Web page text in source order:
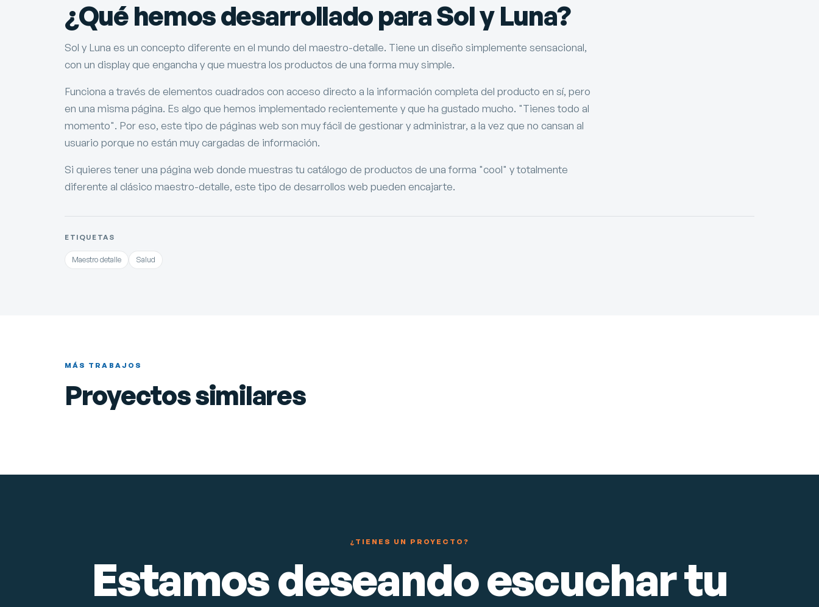
¿Qué hemos desarrollado para Sol y Luna?
Sol y Luna es un concepto diferente en el mundo del maestro-detalle. Tiene un diseño simplemente sensacional,
con un display que engancha y que muestra los productos de una forma muy simple.
Funciona a través de elementos cuadrados con acceso directo a la información completa del producto en sí, pero
en una misma página. Es algo que hemos implementado recientemente y que ha gustado mucho. "Tienes todo al
momento". Por eso, este tipo de páginas web son muy fácil de gestionar y administrar, a la vez que no cansan al
usuario porque no están muy cargadas de información.
Si quieres tener una página web donde muestras tu catálogo de productos de una forma "cool" y totalmente
diferente al clásico maestro-detalle, este tipo de desarrollos web pueden encajarte.
ETIQUETAS
Maestro detalle Salud
MÁS TRABAJOS
Proyectos similares
Posicionamiento SEO
Ver proyecto
¿TIENES UN PROYECTO?
Estamos deseando escuchar tu